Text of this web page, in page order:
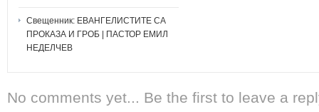
Свещенник: ЕВАНГЕЛИСТИТЕ СА
ПРОКАЗА И ГРОБ | ПАСТОР ЕМИЛ
НЕДЕЛЧЕВ
No comments yet... Be the first to leave a